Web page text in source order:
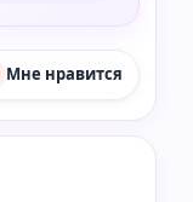
Мне нравится